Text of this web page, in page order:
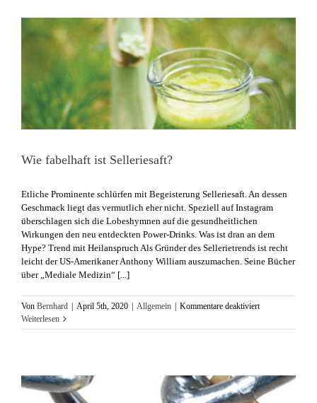
Wie fabelhaft ist Selleriesaft?
​Etliche Prominente schlürfen mit Begeisterung Selleriesaft. An dessen
Geschmack liegt das vermutlich eher nicht. Speziell auf Instagram
überschlagen sich die Lobeshymnen auf die gesundheitlichen
Wirkungen den neu entdeckten Power-Drinks. Was ist dran an dem
Hype?​ Trend mit Heilanspruch Als Gründer des Sellerietrends ist recht
leicht der US-Amerikaner Anthony William auszumachen. Seine Bücher
über „Mediale Medizin“ [...]
Von Bernhard | April 5th, 2020 | Allgemein | Kommentare deaktiviertfür
fabelhaft
Weiterlesen